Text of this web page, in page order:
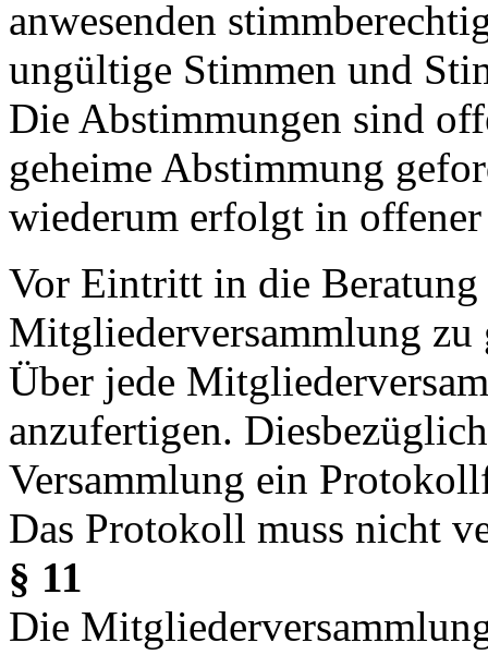
anwesenden
ungültige Stimmen und
Die Abstimmungen sind
geheime Abstimmung
wiederum erfolgt in
Vor Eintritt in die Beratung
Mitgliederversammlung zu
Über jede
anzufertigen.
Versammlung ein
Das Protokoll muss nicht
§ 11
Die